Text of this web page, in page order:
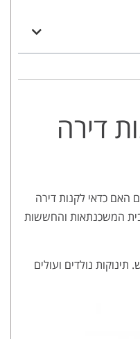
דירה
האם כדאי לקנות דירה
ריבית המשכנתאות והחששות
נולדים ועולים